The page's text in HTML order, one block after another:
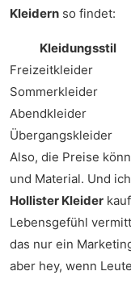
Kleidern so findet:
Kleidungsstil
Freizeitkleider
Sommerkleider
Abendkleider
Übergangskleider
Also, die Preise
und Material. Und
Hollister Kleider
Lebensgefühl
das nur ein
aber hey, wenn